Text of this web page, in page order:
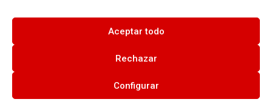
Aceptar todo
Rechazar
Configurar
© 2026
Condiciones de uso